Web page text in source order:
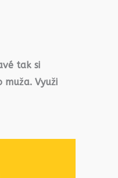
tak si
Využi